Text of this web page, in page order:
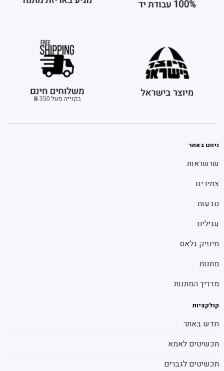
ניווט באתר
שרשראות
צמידים
טבעות
עגילים
מיוזיק גלאס
מתנות
מדריך המתנות
קולקציות
חדש באתר
תכשיטים לאמא
תכשיטים לגברים